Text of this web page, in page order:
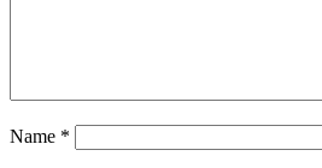
Name *